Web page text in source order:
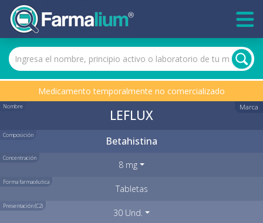
Medicamento temporalmente no comercializado
Nombre Marca
LEFLUX
Composición Betahistina
Concentración
8 mg
Forma farmacéutica
Tabletas
Presentación (C2)
30 Und.